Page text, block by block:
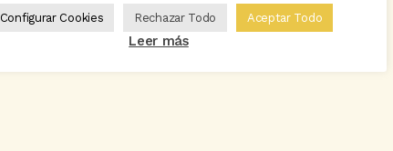
Configurar Cookies Rechazar Todo Aceptar Todo
Leer más